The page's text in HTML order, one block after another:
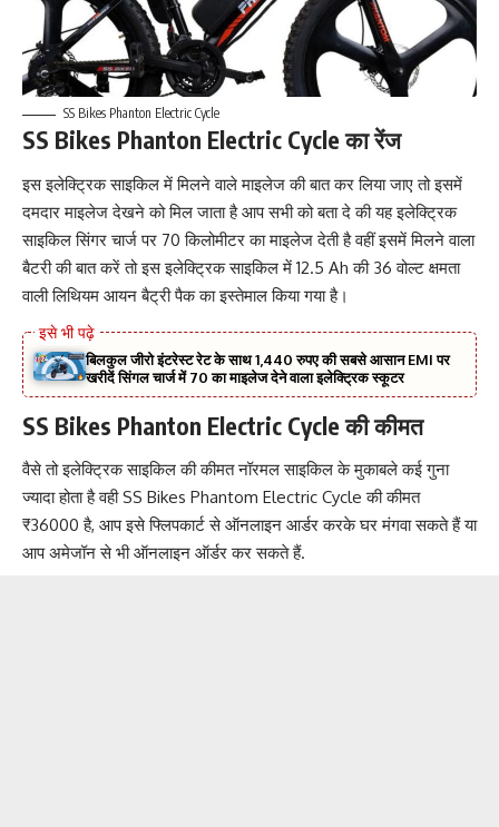
SS Bikes Phanton Electric Cycle
SS Bikes Phanton Electric Cycle का रेंज
इस इलेक्ट्रिक साइकिल में मिलने वाले माइलेज की बात कर लिया जाए तो इसमें
दमदार माइलेज देखने को मिल जाता है आप सभी को बता दे की यह इलेक्ट्रिक
साइकिल सिंगर चार्ज पर 70 किलोमीटर का माइलेज देती है वहीं इसमें मिलने वाला
बैटरी की बात करें तो इस इलेक्ट्रिक साइकिल में 12.5 Ah की 36 वोल्ट क्षमता
वाली लिथियम आयन बैट्री पैक का इस्तेमाल किया गया है।
बिलकुल जीरो इंटरेस्ट रेट के साथ 1,440 रुपए की सबसे आसान EMI पर
खरीदें सिंगल चार्ज में 70 का माइलेज देने वाला इलेक्ट्रिक स्कूटर
SS Bikes Phanton Electric Cycle की कीमत
वैसे तो इलेक्ट्रिक साइकिल की कीमत नॉरमल साइकिल के मुकाबले कई गुना
ज्यादा होता है वही SS Bikes Phantom Electric Cycle की कीमत
₹36000 है, आप इसे फ्लिपकार्ट से ऑनलाइन आर्डर करके घर मंगवा सकते हैं या
आप अमेजॉन से भी ऑनलाइन ऑर्डर कर सकते हैं.